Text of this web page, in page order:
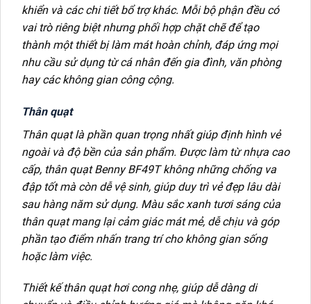
khiển và các chi tiết bổ trợ khác. Mỗi bộ phận đều có
vai trò riêng biệt nhưng phối hợp chặt chẽ để tạo
thành một thiết bị làm mát hoàn chỉnh, đáp ứng mọi
nhu cầu sử dụng từ cá nhân đến gia đình, văn phòng
hay các không gian công cộng.
Thân quạt
Thân quạt là phần quan trọng nhất giúp định hình vẻ
ngoài và độ bền của sản phẩm. Được làm từ nhựa cao
cấp, thân quạt Benny BF49T không những chống va
đập tốt mà còn dễ vệ sinh, giúp duy trì vẻ đẹp lâu dài
sau hàng năm sử dụng. Màu sắc xanh tươi sáng của
thân quạt mang lại cảm giác mát mẻ, dễ chịu và góp
phần tạo điểm nhấn trang trí cho không gian sống
hoặc làm việc.
Thiết kế thân quạt hơi cong nhẹ, giúp dễ dàng di